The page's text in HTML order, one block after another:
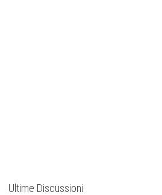
Ultime Discussioni